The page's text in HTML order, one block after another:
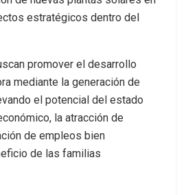
estratégicos dentro del
promover el desarrollo
mediante la generación de
el potencial del estado
la atracción de
de empleos bien
de las familias